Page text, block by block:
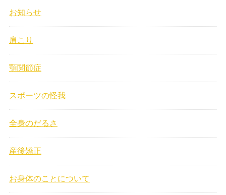
お知らせ
肩こり
顎関節症
スポーツの怪我
全身のだるさ
産後矯正
お身体のことについて